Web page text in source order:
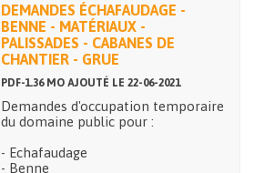
DEMANDES ÉCHAFAUDAGE -
BENNE - MATÉRIAUX -
PALISSADES - CABANES DE
CHANTIER - GRUE
PDF-1.36 MO AJOUTÉ LE 22-06-2021
Demandes d'occupation temporaire
du domaine public pour :
- Echafaudage
- Benne